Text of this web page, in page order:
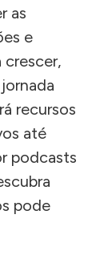
as
e
crescer,
recursos
até
podcasts
pode